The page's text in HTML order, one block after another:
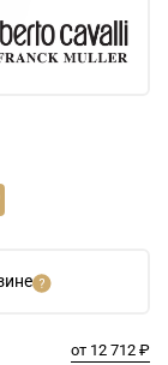
от 12 712 ₽